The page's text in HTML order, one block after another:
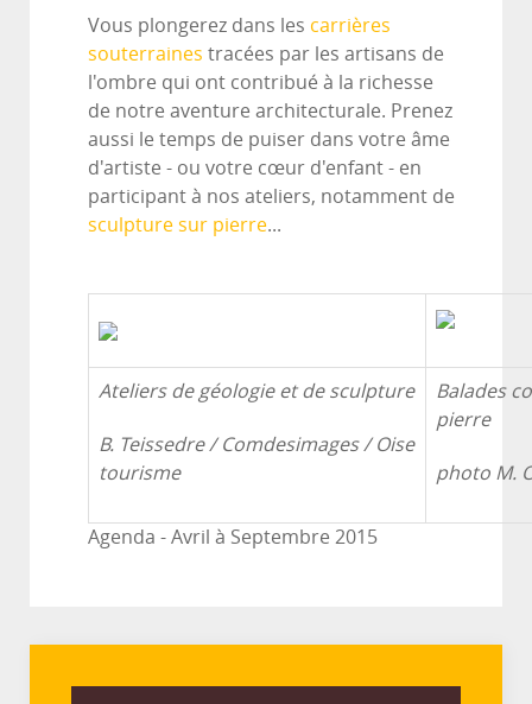
Vous plongerez dans les carrières
souterraines tracées par les artisans de
l'ombre qui ont contribué à la richesse
de notre aventure architecturale. Prenez
aussi le temps de puiser dans votre âme
d'artiste - ou votre cœur d'enfant - en
participant à nos ateliers, notamment de
sculpture sur pierre...
Ateliers de géologie et de sculpture
B. Teissedre / Comdesimages / Oise
tourisme
Balades
pierre
photo M.
Agenda - Avril à Septembre 2015